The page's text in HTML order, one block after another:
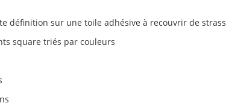
définition sur une toile adhésive à recouvrir de strass
square triés par couleurs